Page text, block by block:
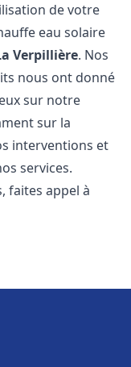
de votre
eau solaire
Verpillière. Nos
nous ont donné
sur notre
sur la
interventions et
services.
faites appel à